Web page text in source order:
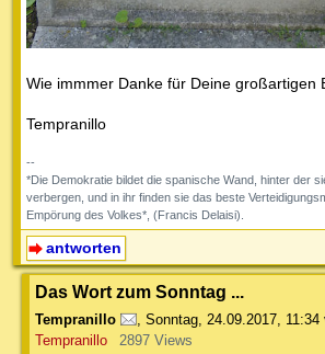
Wie immmer Danke für Deine großartigen
Tempranillo
--
*Die Demokratie bildet die spanische Wand, hinter der
verbergen, und in ihr finden sie das beste
Empörung des Volkes*, (Francis Delaisi).
antworten
Das Wort zum Sonntag ...
Tempranillo , Sonntag, 24.09.2017, 11:34
Tempranillo
2897 Views